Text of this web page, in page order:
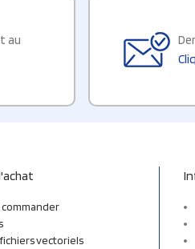
au
vectoriels